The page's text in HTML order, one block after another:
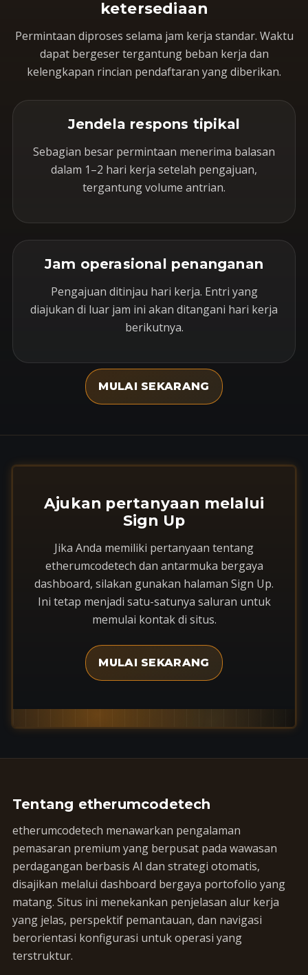
ketersediaan
Permintaan diproses selama jam kerja standar. Waktu
dapat bergeser tergantung beban kerja dan
kelengkapan rincian pendaftaran yang diberikan.
Jendela respons tipikal
Sebagian besar permintaan menerima balasan
dalam 1–2 hari kerja setelah pengajuan,
tergantung volume antrian.
Jam operasional penanganan
Pengajuan ditinjau hari kerja. Entri yang
diajukan di luar jam ini akan ditangani hari kerja
berikutnya.
MULAI SEKARANG
Ajukan pertanyaan melalui
Sign Up
Jika Anda memiliki pertanyaan tentang
etherumcodetech dan antarmuka bergaya
dashboard, silakan gunakan halaman Sign Up.
Ini tetap menjadi satu-satunya saluran untuk
memulai kontak di situs.
MULAI SEKARANG
Tentang etherumcodetech
etherumcodetech menawarkan pengalaman
pemasaran premium yang berpusat pada wawasan
perdagangan berbasis AI dan strategi otomatis,
disajikan melalui dashboard bergaya portofolio yang
matang. Situs ini menekankan penjelasan alur kerja
yang jelas, perspektif pemantauan, dan navigasi
berorientasi konfigurasi untuk operasi yang
terstruktur.